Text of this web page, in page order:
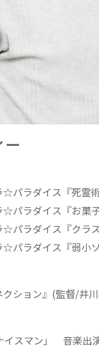
ー
☆パラダイス『死
☆パラダイス『お
☆パラダイス『ク
☆パラダイス『弱小
クション』(監督/
イスマン」 音楽出